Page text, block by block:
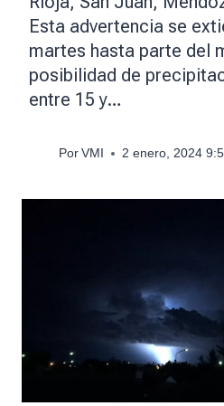
Esta advertencia se
martes hasta parte del
posibilidad de
entre 15 y…
Por VMI 2 enero, 2024